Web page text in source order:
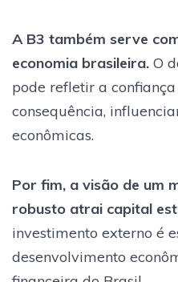
A B3 também serve
economia brasileira. O
pode refletir a
consequência,
econômicas.
Por fim, a visão de um
robusto atrai capital
investimento externo é
desenvolvimento